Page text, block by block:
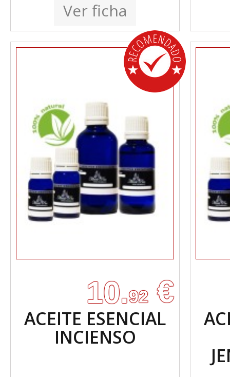
Ver ficha
10.92 €
ACEITE ESENCIAL
INCIENSO